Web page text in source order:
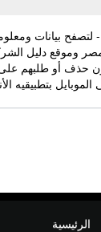
بيانات
وموقع دليل
حذف أو طلبهم
بتطبيقيه
الرئيسية